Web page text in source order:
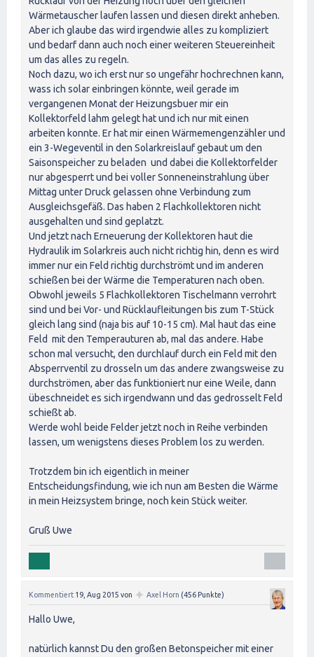
Wärmetauscher laufen lassen und diesen direkt anheben.
Aber ich glaube das wird irgendwie alles zu kompliziert
und bedarf dann auch noch einer weiteren Steuereinheit
um das alles zu regeln.
Noch dazu, wo ich erst nur so ungefähr hochrechnen kann,
wass ich solar einbringen könnte, weil gerade im
vergangenen Monat der Heizungsbuer mir ein
Kollektorfeld lahm gelegt hat und ich nur mit einen
arbeiten konnte. Er hat mir einen Wärmemengenzähler und
ein 3-Wegeventil in den Solarkreislauf gebaut um den
Saisonspeicher zu beladen und dabei die Kollektorfelder
nur abgesperrt und bei voller Sonneneinstrahlung über
Mittag unter Druck gelassen ohne Verbindung zum
Ausgleichsgefäß. Das haben 2 Flachkollektoren nicht
ausgehalten und sind geplatzt.
Und jetzt nach Erneuerung der Kollektoren haut die
Hydraulik im Solarkreis auch nicht richtig hin, denn es wird
immer nur ein Feld richtig durchströmt und im anderen
schießen bei der Wärme die Temperaturen nach oben.
Obwohl jeweils 5 Flachkollektoren Tischelmann verrohrt
sind und bei Vor- und Rücklaufleitungen bis zum T-Stück
gleich lang sind (naja bis auf 10-15 cm). Mal haut das eine
Feld mit den Temperauturen ab, mal das andere. Habe
schon mal versucht, den durchlauf durch ein Feld mit den
Absperrventil zu drosseln um das andere zwangsweise zu
durchströmen, aber das funktioniert nur eine Weile, dann
übeschneidet es sich irgendwann und das gedrosselt Feld
schießt ab.
Werde wohl beide Felder jetzt noch in Reihe verbinden
lassen, um wenigstens dieses Problem los zu werden.
Trotzdem bin ich eigentlich in meiner
Entscheidungsfindung, wie ich nun am Besten die Wärme
in mein Heizsystem bringe, noch kein Stück weiter.
Gruß Uwe
Kommentiert 19, Aug 2015 von ✦ Axel Horn (456 Punkte)
Hallo Uwe,
natürlich kannst Du den großen Betonspeicher mit einer